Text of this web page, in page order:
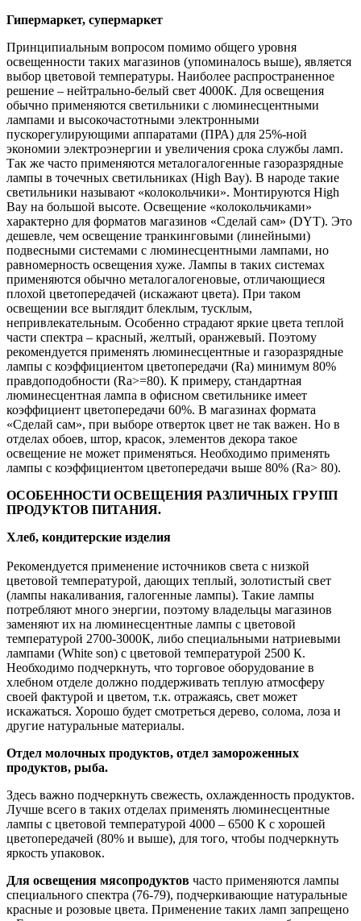
Гипермаркет, супермаркет
Принципиальным вопросом помимо общего уровня
освещенности таких магазинов (упоминалось выше), является
выбор цветовой температуры. Наиболее распространенное
решение – нейтрально-белый свет 4000К. Для освещения
обычно применяются светильники с люминесцентными
лампами и высокочастотными электронными
пускорегулирующими аппаратами (ПРА) для 25%-ной
экономии электроэнергии и увеличения срока службы ламп.
Так же часто применяются металогалогенные газоразрядные
лампы в точечных светильниках (High Bay). В народе такие
светильники называют «колокольчики». Монтируются High
Bay на большой высоте. Освещение «колокольчиками»
характерно для форматов магазинов «Сделай сам» (DYT). Это
дешевле, чем освещение транкинговыми (линейными)
подвесными системами с люминесцентными лампами, но
равномерность освещения хуже. Лампы в таких системах
применяются обычно металогалогеновые, отличающиеся
плохой цветопередачей (искажают цвета). При таком
освещении все выглядит блеклым, тусклым,
непривлекательным. Особенно страдают яркие цвета теплой
части спектра – красный, желтый, оранжевый. Поэтому
рекомендуется применять люминесцентные и газоразрядные
лампы с коэффициентом цветопередачи (Ra) минимум 80%
правдоподобности (Ra>=80). К примеру, стандартная
люминесцентная лампа в офисном светильнике имеет
коэффициент цветопередачи 60%. В магазинах формата
«Сделай сам», при выборе отверток цвет не так важен. Но в
отделах обоев, штор, красок, элементов декора такое
освещение не может применяться. Необходимо применять
лампы с коэффициентом цветопередачи выше 80% (Ra> 80).
ОСОБЕННОСТИ ОСВЕЩЕНИЯ РАЗЛИЧНЫХ ГРУПП
ПРОДУКТОВ ПИТАНИЯ.
Хлеб, кондитерские изделия
Рекомендуется применение источников света с низкой
цветовой температурой, дающих теплый, золотистый свет
(лампы накаливания, галогенные лампы). Такие лампы
потребляют много энергии, поэтому владельцы магазинов
заменяют их на люминесцентные лампы с цветовой
температурой 2700-3000К, либо специальными натриевыми
лампами (White son) c цветовой температурой 2500 К.
Необходимо подчеркнуть, что торговое оборудование в
хлебном отделе должно поддерживать теплую атмосферу
своей фактурой и цветом, т.к. отражаясь, свет может
искажаться. Хорошо будет смотреться дерево, солома, лоза и
другие натуральные материалы.
Отдел молочных продуктов, отдел замороженных
продуктов, рыба.
Здесь важно подчеркнуть свежесть, охлажденность продуктов.
Лучше всего в таких отделах применять люминесцентные
лампы с цветовой температурой 4000 – 6500 К с хорошей
цветопередачей (80% и выше), для того, чтобы подчеркнуть
яркость упаковок.
Для освещения мясопродуктов часто применяются лампы
специального спектра (76-79), подчеркивающие натуральные
красные и розовые цвета. Применение таких ламп запрещено